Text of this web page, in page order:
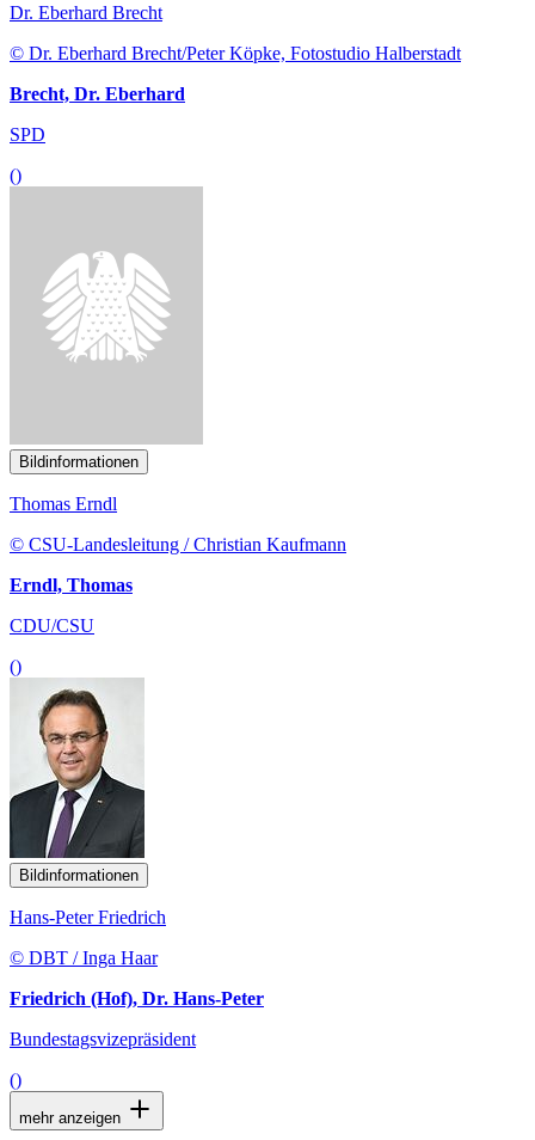
Dr. Eberhard Brecht
© Dr. Eberhard Brecht/Peter Köpke, Fotostudio Halberstadt
Brecht, Dr. Eberhard
SPD
()
© CSU-Landesleitung / Christian Kaufmann
Erndl, Thomas
CDU/CSU
()
Bildinformationen
Hans-Peter Friedrich
© DBT / Inga Haar
Friedrich (Hof), Dr. Hans-Peter
Bundestagsvizepräsident
()
mehr anzeigen
Dokumente